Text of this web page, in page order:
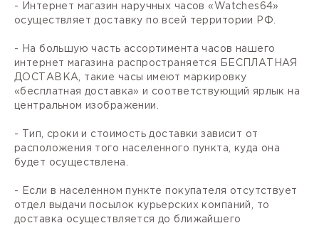
- Интернет магазин наручных часов «Watches64»
осуществляет доставку по всей территории РФ.
- На большую часть ассортимента часов нашего
интернет магазина распространяется БЕСПЛАТНАЯ
ДОСТАВКА, такие часы имеют маркировку
«бесплатная доставка» и соответствующий ярлык на
центральном изображении.
- Тип, сроки и стоимость доставки зависит от
расположения того населенного пункта, куда она
будет осуществлена.
- Если в населенном пункте покупателя отсутствует
отдел выдачи посылок курьерских компаний, то
доставка осуществляется до ближайшего